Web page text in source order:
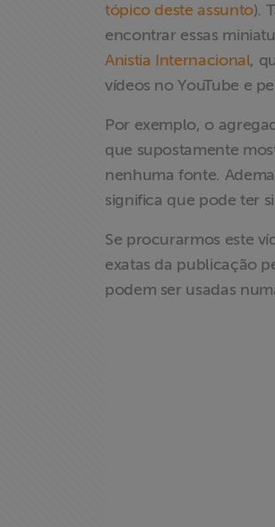
>> Conteúdo
Assine a nossa
Fale Conosco
tópico deste assunto).
encontrar essas
Anistia Internacional,
vídeos no YouTube e
Por exemplo, o
que supostamente
nenhuma fonte.
significa que pode ter
Se procurarmos este
exatas da publicação
podem ser usadas